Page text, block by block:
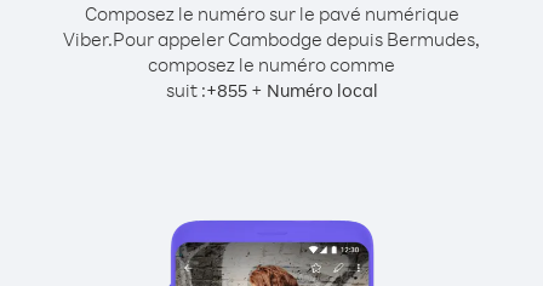
Composez le numéro sur le pavé numérique
Viber.Pour appeler Cambodge depuis Bermudes,
composez le numéro comme
suit :+855+ Numéro local